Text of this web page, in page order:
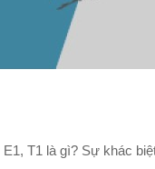
T1 là gì? Sự khác